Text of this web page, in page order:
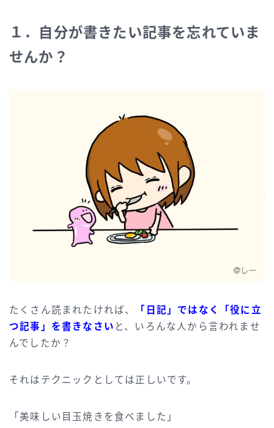
１．自分が書きたい記事を忘れていま
せんか？
たくさん読まれたければ、
「日記」ではなく「役に立
つ記事」を書きなさい と、いろんな人から言われませ
んでしたか？
それはテクニックとしては正しいです。
「美味しい目玉焼きを食べました」